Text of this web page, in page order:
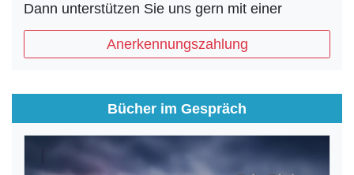
Dann unterstützen Sie uns gern mit einer
Anerkennungszahlung
Bücher im Gespräch